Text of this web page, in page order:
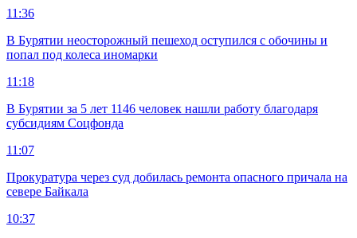
11:36
В Бурятии неосторожный пешеход оступился с обочины и
попал под колеса иномарки
11:18
В Бурятии за 5 лет 1146 человек нашли работу благодаря
субсидиям Соцфонда
11:07
Прокуратура через суд добилась ремонта опасного причала на
севере Байкала
10:37